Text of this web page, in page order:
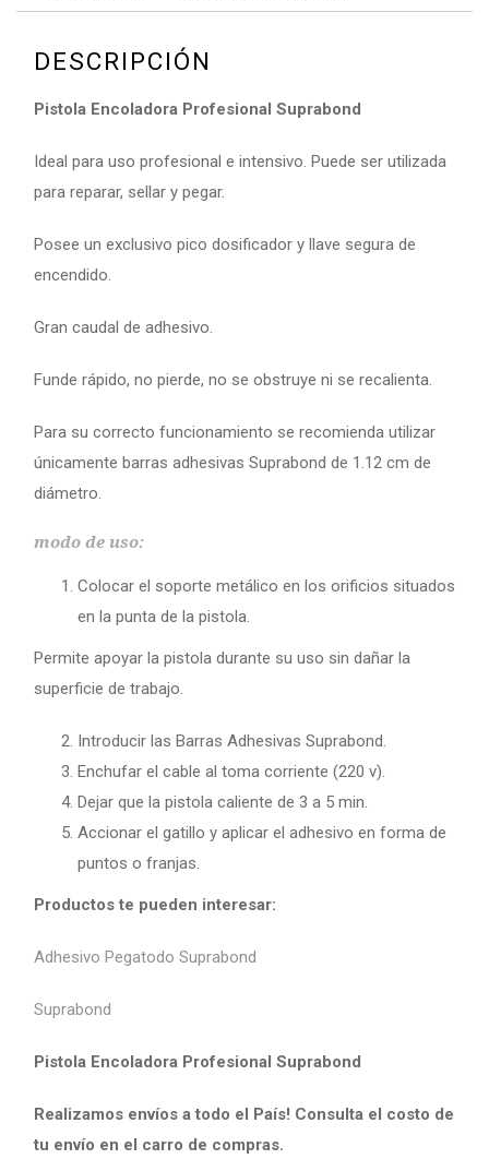
DESCRIPCIÓN
Pistola Encoladora Profesional Suprabond
Ideal para uso profesional e intensivo. Puede ser utilizada
para reparar, sellar y pegar.
Posee un exclusivo pico dosificador y llave segura de
encendido.
Gran caudal de adhesivo.
Funde rápido, no pierde, no se obstruye ni se recalienta.
Para su correcto funcionamiento se recomienda utilizar
únicamente barras adhesivas Suprabond de 1.12 cm de
diámetro.
modo de uso:
Colocar el soporte metálico en los orificios situados
en la punta de la pistola.
Permite apoyar la pistola durante su uso sin dañar la
superficie de trabajo.
Introducir las Barras Adhesivas Suprabond.
Enchufar el cable al toma corriente (220 v).
Dejar que la pistola caliente de 3 a 5 min.
Accionar el gatillo y aplicar el adhesivo en forma de
puntos o franjas.
Productos te pueden interesar:
Adhesivo Pegatodo Suprabond
Suprabond
Pistola Encoladora Profesional Suprabond
Realizamos envíos a todo el País! Consulta el costo de
tu envío en el carro de compras.